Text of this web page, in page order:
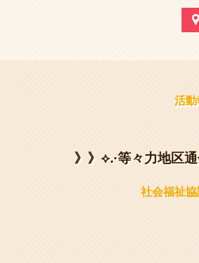
活
》》⟡.·等々力地区
社会福祉